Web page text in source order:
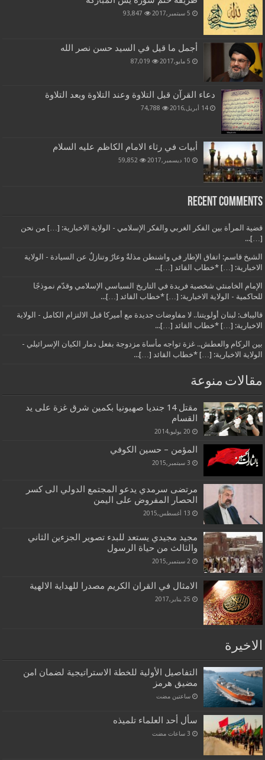
5 سبتمبر,2017 93,847
أجمل ما قيل في السيد حسن نصر الله
5 مايو,2017 87,019
دعاء القرآن قبل التلاوة وعند التلاوة وبعد التلاوة
14 أبريل,2016 74,788
أبيات في رثاء الامام الكاظم عليه السلام
10 ديسمبر,2017 59,852
Recent Comments
قضية المرأة بين الفكر الغربي والفكر الإسلامي - الولاية الاخبارية: […] من نحن
[…]...
الشيخ قاسم: اتفاق الإطار في واشنطن مذلةٌ وعارٌ وتنازلٌ عن السيادة - الولاية
الاخبارية: […] *خطاب القائد […]...
الإمام الخامنئي شخصية فريدة في التاريخ السياسي الإسلامي وقدّم نموذجًا
للحاكمية - الولاية الاخبارية: […] *خطاب القائد […]...
قاليباف: لبنان أولويتنا.. لا مفاوضات جديدة مع أميركا قبل الالتزام الكامل - الولاية
الاخبارية: […] *خطاب القائد […]...
بين الركام والعطش.. غزة تواجه مأساة مزدوجة بفعل دمار الكيان الإسرائيلي -
الولاية الاخبارية: […] *خطاب القائد […]...
مقالات منوعة
مقتل 14 جنديا صهيونيا بكمين شرق غزة على يد
القسام
20 يوليو,2014
المؤمن – حسين الكوفي
3 سبتمبر,2015
مرتضى سرمدي يدعو المجتمع الدولي الى كسر
الحصار المفروض على اليمن
13 أغسطس,2015
مجيد مجيدي يستعد للبدء تصوير الجزءين الثاني
والثالث من حياة الرسول
2 سبتمبر,2015
الامثال في القران الكريم مصدرا للهداية الالهية
25 يناير,2017
الاخيرة
التفاصيل الأولية للخطة الاستراتيجية لضمان امن
مضيق هرمز
‏ساعتين مضت
سأل أحد العلماء تلميذه